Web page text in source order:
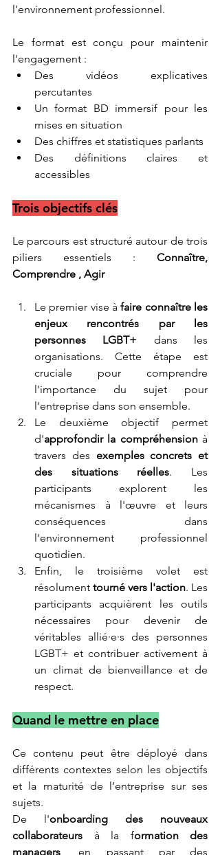
l'environnement professionnel.
Le format est conçu pour maintenir
l'engagement :
Des vidéos explicatives
percutantes
Un format BD immersif pour les
mises en situation
Des chiffres et statistiques parlants
Des définitions claires et
accessibles
Trois objectifs clés
Le parcours est structuré autour de trois
piliers essentiels : Connaître,
Comprendre , Agir
Le premier vise à faire connaître les
enjeux rencontrés par les
personnes LGBT+ dans les
organisations. Cette étape est
cruciale pour comprendre
l'importance du sujet pour
l'entreprise dans son ensemble.
Le deuxième objectif permet
d'approfondir la compréhension à
travers des exemples concrets et
des situations réelles. Les
participants explorent les
mécanismes à l'œuvre et leurs
conséquences dans
l'environnement professionnel
quotidien.
Enfin, le troisième volet est
résolument tourné vers l'action. Les
participants acquièrent les outils
nécessaires pour devenir de
véritables allié·e·s des personnes
LGBT+ et contribuer activement à
un climat de bienveillance et de
respect.
Quand le mettre en place
Ce contenu peut être déployé dans
différents contextes selon les objectifs
et la maturité de l’entreprise sur ses
sujets.
De l'onboarding des nouveaux
collaborateurs à la formation des
managers